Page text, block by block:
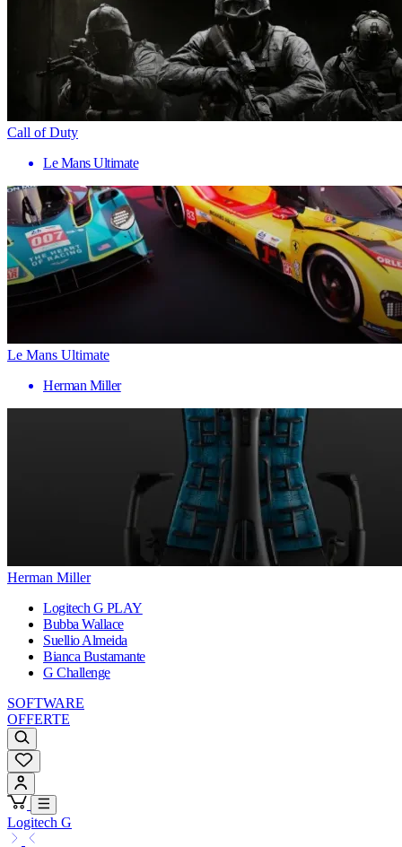
Call of Duty
Le Mans Ultimate
Le Mans Ultimate
Herman Miller
Herman Miller
Logitech G PLAY
Bubba Wallace
Suellio Almeida
Bianca Bustamante
G Challenge
SOFTWARE
OFFERTE
Logitech G